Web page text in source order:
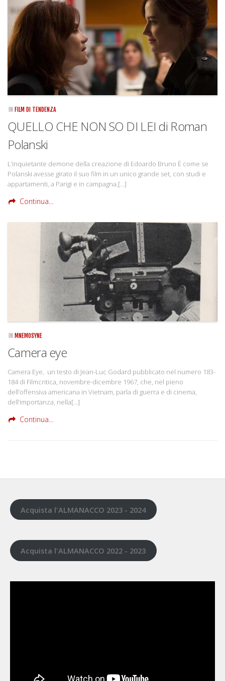
Copertine
Come eravamo
IN FILM DI TENDENZA
QUELLO CHE NON SO DI LEI di Roman
Polanski
L’inquietante demone della creazione di Edoardo Bruno È come se
Polanski avesse girato il suo film in un unico grande set, con studi e
appartamenti, a Parigi e in campagna,[…]
Continua...
IN MNEMOSYNE
Camera eye
Camera Eye, un testo di Jean-Luc Godard pubblicato nel numero 183-
184 di Filmcritica, novembre-dicembre 1967, che, nel pieno
dell’offensiva americana in Vietnam, parla di guerra e di cinema,
dell’importanza, nella[…]
Continua...
Acquista l'ALMANACCO 2023 - 2024
Acquista l'ALMANACCO 2022 - 2023